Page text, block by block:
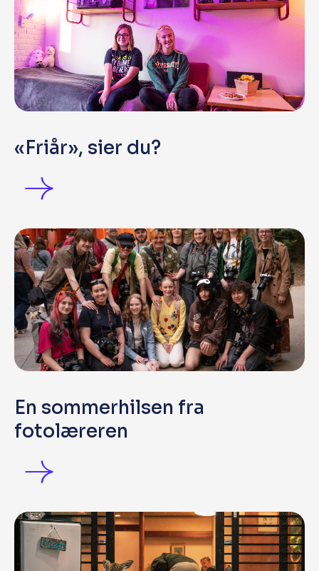
«Friår», sier du?
En sommerhilsen fra
fotolæreren